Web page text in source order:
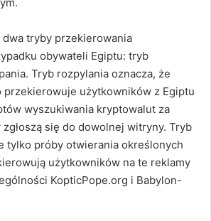
tryby przekierowania
obywateli Egiptu: tryb
Tryb rozpylania oznacza, że
przekierowuje użytkowników z Egiptu
wyszukiwania kryptowalut za
się do dowolnej witryny. Tryb
tylko próby otwierania określonych
użytkowników na te reklamy
KopticPope.org i Babylon-